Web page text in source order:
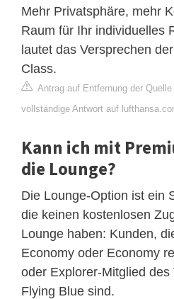
Mehr Privatsphäre, mehr
Raum für Ihr individuelles
lautet das Versprechen
Class.
Antrag auf Entfernung der Quelle
vollständige Antwort auf
Kann ich mit
die Lounge?
Die Lounge-Option ist ein
die keinen kostenlosen
Lounge haben: Kunden,
Economy oder Economy
oder Explorer-Mitglied
Flying Blue sind.